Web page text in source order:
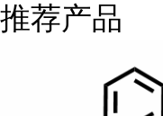
推荐产品